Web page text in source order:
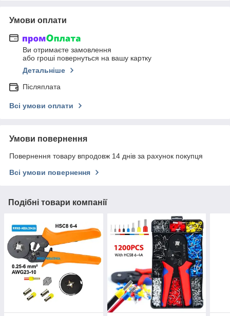
Умови оплати
Ви отримаєте замовлення
або гроші повернуться на вашу картку
Детальніше
Післяплата
Всі умови оплати
Умови повернення
Повернення товару впродовж 14 днів за рахунок покупця
Всі умови повернення
Подібні товари компанії